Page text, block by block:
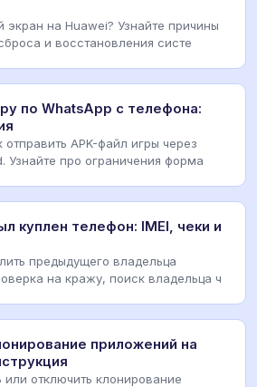
экран на Huawei? Узнайте причины
и восстановления систе
по WhatsApp с телефона:
APK-файл игры через
Узнайте про ограничения форма
куплен телефон: IMEI, чеки и
предыдущего владельца
на кражу, поиск владельца ч
приложений на
или отключить клонирование